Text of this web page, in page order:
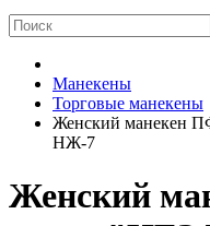
Манекены
Торговые манекены
Женский
НЖ-7
Женский